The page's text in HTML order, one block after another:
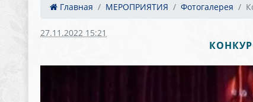
Главная МЕРОПРИЯТИЯ Фотогалерея
27.11.2022 15:21